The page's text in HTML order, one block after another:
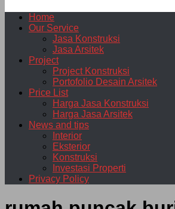
Home
Our Service
Jasa Konstruksi
Jasa Arsitek
Project
Project Konstruksi
Portofolio Desain Arsitek
Price List
Harga Jasa Konstruksi
Harga Jasa Arsitek
News and tips
Interior
Eksterior
Konstruksi
Investasi Properti
Privacy Policy